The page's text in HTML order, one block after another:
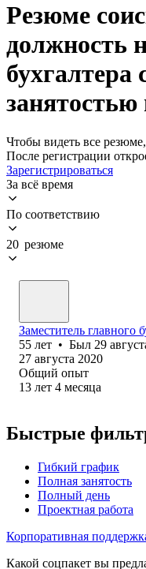
Резюме
должность
бухгалтера
занятостью
Чтобы видеть все
После регистрации
Зарегистрироваться
За всё время
По соответствию
20 резюме
Заместитель главного
55 лет • Был 29
27 августа 2020
Общий опыт
13 лет 4 месяца
Быстрые
Гибкий график
Полная занятость
Полный день
Проектная работа
Корпоративная
Какой соцпакет вы